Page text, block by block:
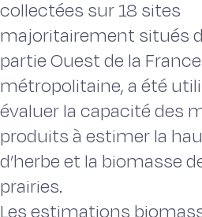
collectées sur 18 sites
majoritairement situés
partie Ouest de la France
métropolitaine, a été
évaluer la capacité des
produits à estimer la
d’herbe et la biomasse
prairies.